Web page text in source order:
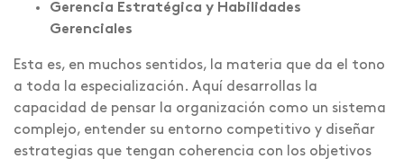
Gerencia Estratégica y Habilidades
Gerenciales
Esta es, en muchos sentidos, la materia que da el tono
a toda la especialización. Aquí desarrollas la
capacidad de pensar la organización como un sistema
complejo, entender su entorno competitivo y diseñar
estrategias que tengan coherencia con los objetivos